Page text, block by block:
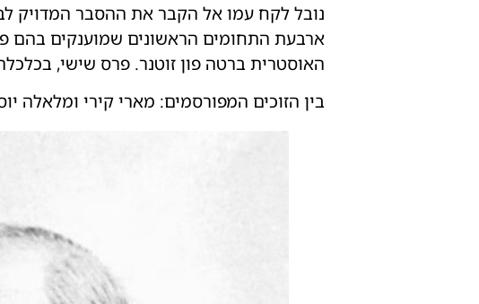
נובל לקח עמו אל הקבר את ההסבר המדויק
ארבעת התחומים הראשונים שמוענקים בהם
האוסטרית ברטה פון זוטנר. פרס שישי, בכלכלה, נוסף רק בשנת 1968 ביוזמת הבנק המרכזי
בין הזוכים המפורסמים: מארי קירי ומלאלה